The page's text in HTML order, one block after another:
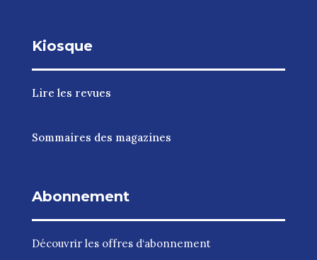
Kiosque
Lire les revues
Sommaires des magazines
Abonnement
Découvrir les offres d‘abonnement